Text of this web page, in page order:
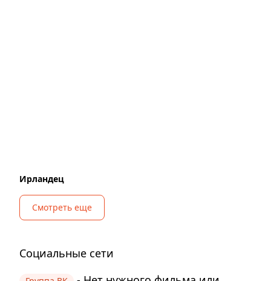
Ирландец
Смотреть еще
Социальные сети